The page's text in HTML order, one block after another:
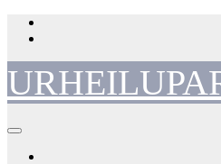
Skip